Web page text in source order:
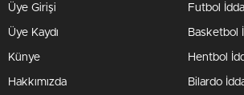
Üye Girişi
Üye Kaydı
Künye
Hakkımızda
Futbol
Basketbol
Hentbol
Bilardo